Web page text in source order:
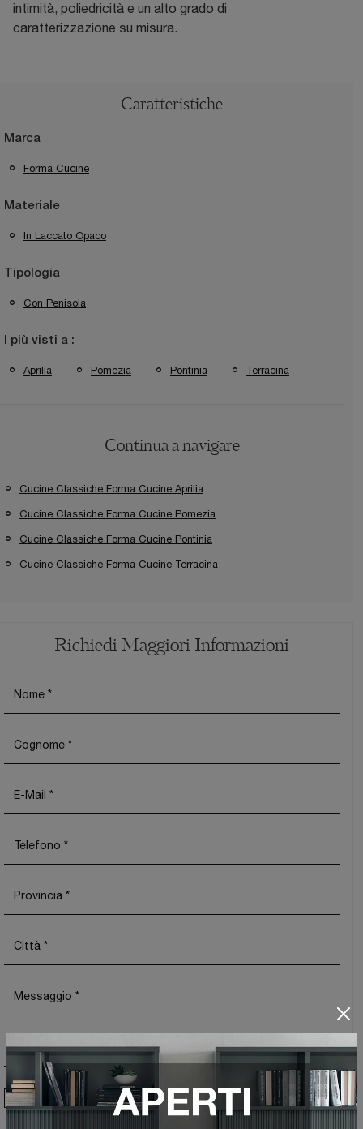
intimità, poliedricità e un alto grado di
caratterizzazione su misura.
Caratteristiche
Marca
Forma Cucine
Materiale
In Laccato Opaco
Tipologia
Con Penisola
I più visti a :
Aprilia Pomezia Pontinia Terracina
Continua a navigare
Cucine Classiche Forma Cucine Aprilia
Cucine Classiche Forma Cucine Pomezia
Cucine Classiche Forma Cucine Pontinia
Cucine Classiche Forma Cucine Terracina
Richiedi Maggiori Informazioni
Ho preso visione dellaPrivacy Policy